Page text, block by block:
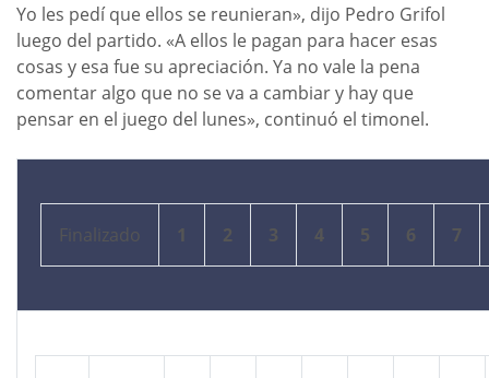
Yo les pedí que ellos se reunieran», dijo Pedro Grifol
luego del partido. «A ellos le pagan para hacer esas
cosas y esa fue su apreciación. Ya no vale la pena
comentar algo que no se va a cambiar y hay que
pensar en el juego del lunes», continuó el timonel.
Finalizado 1 2 3 4 5 6 7